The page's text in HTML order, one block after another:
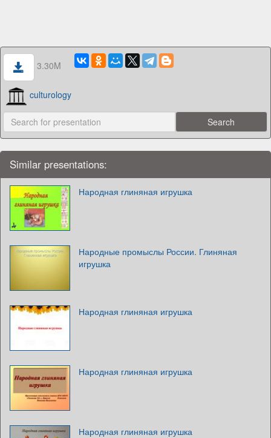
3.30M
culturology
Similar presentations:
Народная глиняная игрушка
Народные промыслы России. Глиняная
игрушка
Народная глиняная игрушка
Народная глиняная игрушка
Народная глиняная игрушка